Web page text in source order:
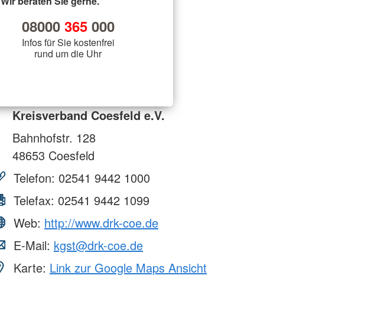
08000 365000
Infos für Sie kostenfrei
rund um die Uhr
Kreisverband Coesfeld e.V.
Bahnhofstr. 128
48653 Coesfeld
Telefon: 02541 9442 1000
Telefax: 02541 9442 1099
Web: http://www.drk-coe.de
E-Mail: kgst@drk-coe.de
Karte: Link zur Google Maps Ansicht